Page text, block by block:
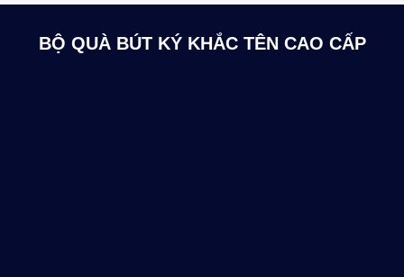
BỘ QUÀ BÚT KÝ KHẮC TÊN CAO CẤP